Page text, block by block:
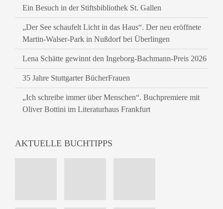
Ein Besuch in der Stiftsbibliothek St. Gallen
„Der See schaufelt Licht in das Haus“. Der neu eröffnete
Martin-Walser-Park in Nußdorf bei Überlingen
Lena Schätte gewinnt den Ingeborg-Bachmann-Preis 2026
35 Jahre Stuttgarter BücherFrauen
„Ich schreibe immer über Menschen“. Buchpremiere mit
Oliver Bottini im Literaturhaus Frankfurt
AKTUELLE BUCHTIPPS